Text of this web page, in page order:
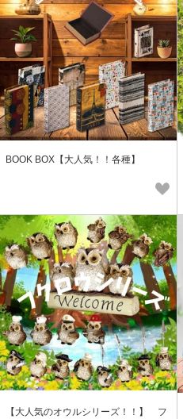
BOOK BOX【大人気！！各種】
【大人気のオウルシリーズ！！】 フ